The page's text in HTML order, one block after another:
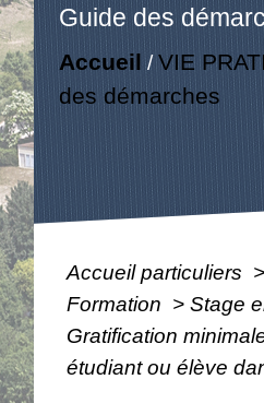
Guide des
Accueil /VIE
des démarches
Accueil particuliers >
Formation > Stage
Gratification
étudiant ou élève